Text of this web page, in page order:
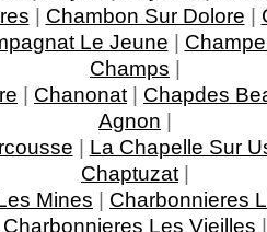
| Chambon Sur Dolore |
Le Jeune |
Champs |
| Chanonat | Chapdes
Agnon |
| La Chapelle Sur
Chaptuzat |
Mines | Charbonnieres
Charbonnieres Les Vieilles |